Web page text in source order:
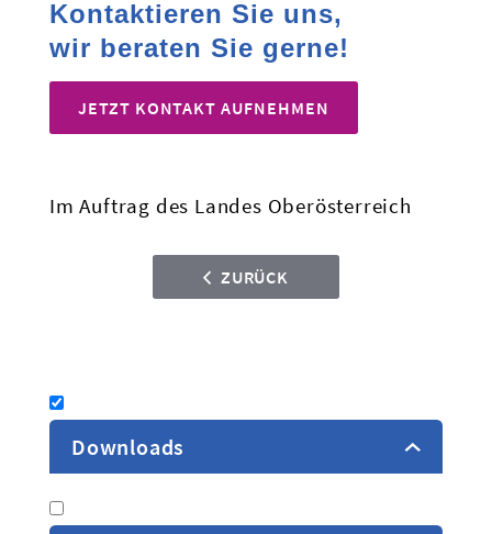
Kontaktieren Sie uns,
wir beraten Sie gerne!
JETZT KONTAKT AUFNEHMEN
Im Auftrag des Landes Oberösterreich
ZURÜCK
Downloads